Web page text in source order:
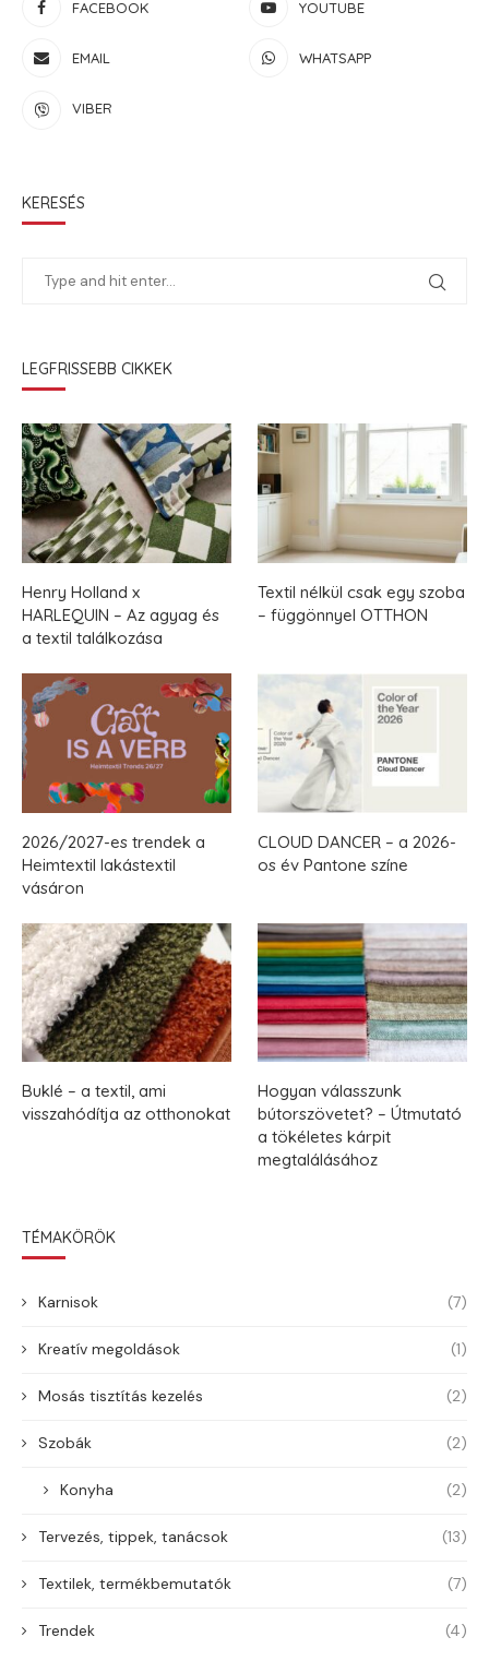
FACEBOOK YOUTUBE
EMAIL WHATSAPP
VIBER
KERESÉS
LEGFRISSEBB CIKKEK
Henry Holland x
HARLEQUIN – Az agyag és
a textil találkozása
Textil nélkül csak egy szoba
– függönnyel OTTHON
2026/2027-es trendek a
Heimtextil lakástextil
vásáron
CLOUD DANCER – a 2026-
os év Pantone színe
Buklé – a textil, ami
visszahódítja az otthonokat
Hogyan válasszunk
bútorszövetet? – Útmutató
a tökéletes kárpit
megtalálásához
TÉMAKÖRÖK
Karnisok (7)
Kreatív megoldások (1)
Mosás tisztítás kezelés (2)
Szobák (2)
Konyha (2)
Tervezés, tippek, tanácsok (13)
Textilek, termékbemutatók (7)
Trendek (4)